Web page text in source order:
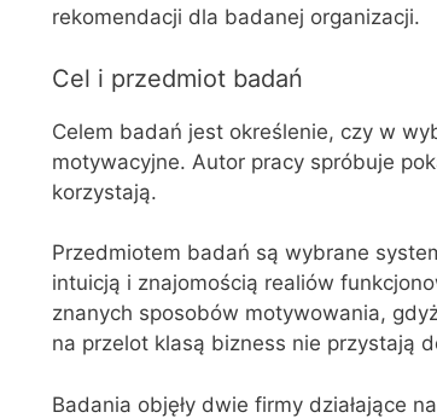
rekomendacji dla badanej organizacji.
Cel i przedmiot badań
Celem badań jest określenie, czy w
motywacyjne. Autor pracy spróbuje
korzystają.
Przedmiotem badań są wybrane
intuicją i znajomością realiów
znanych sposobów motywowania,
na przelot klasą bizness nie przystają
Badania objęły dwie firmy działające